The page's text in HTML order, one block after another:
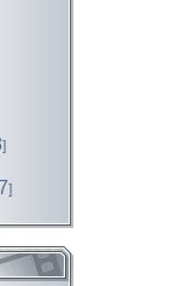
]
]